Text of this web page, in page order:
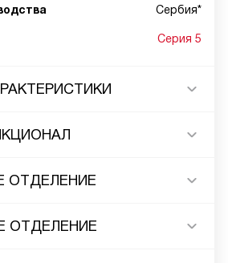
Сербия*
Серия 5
ОТДЕЛЕНИЕ
ОТДЕЛЕНИЕ